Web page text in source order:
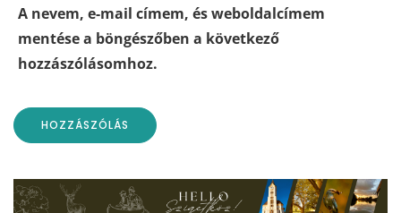
A nevem, e-mail címem, és weboldalcímem
mentése a böngészőben a következő
hozzászólásomhoz.